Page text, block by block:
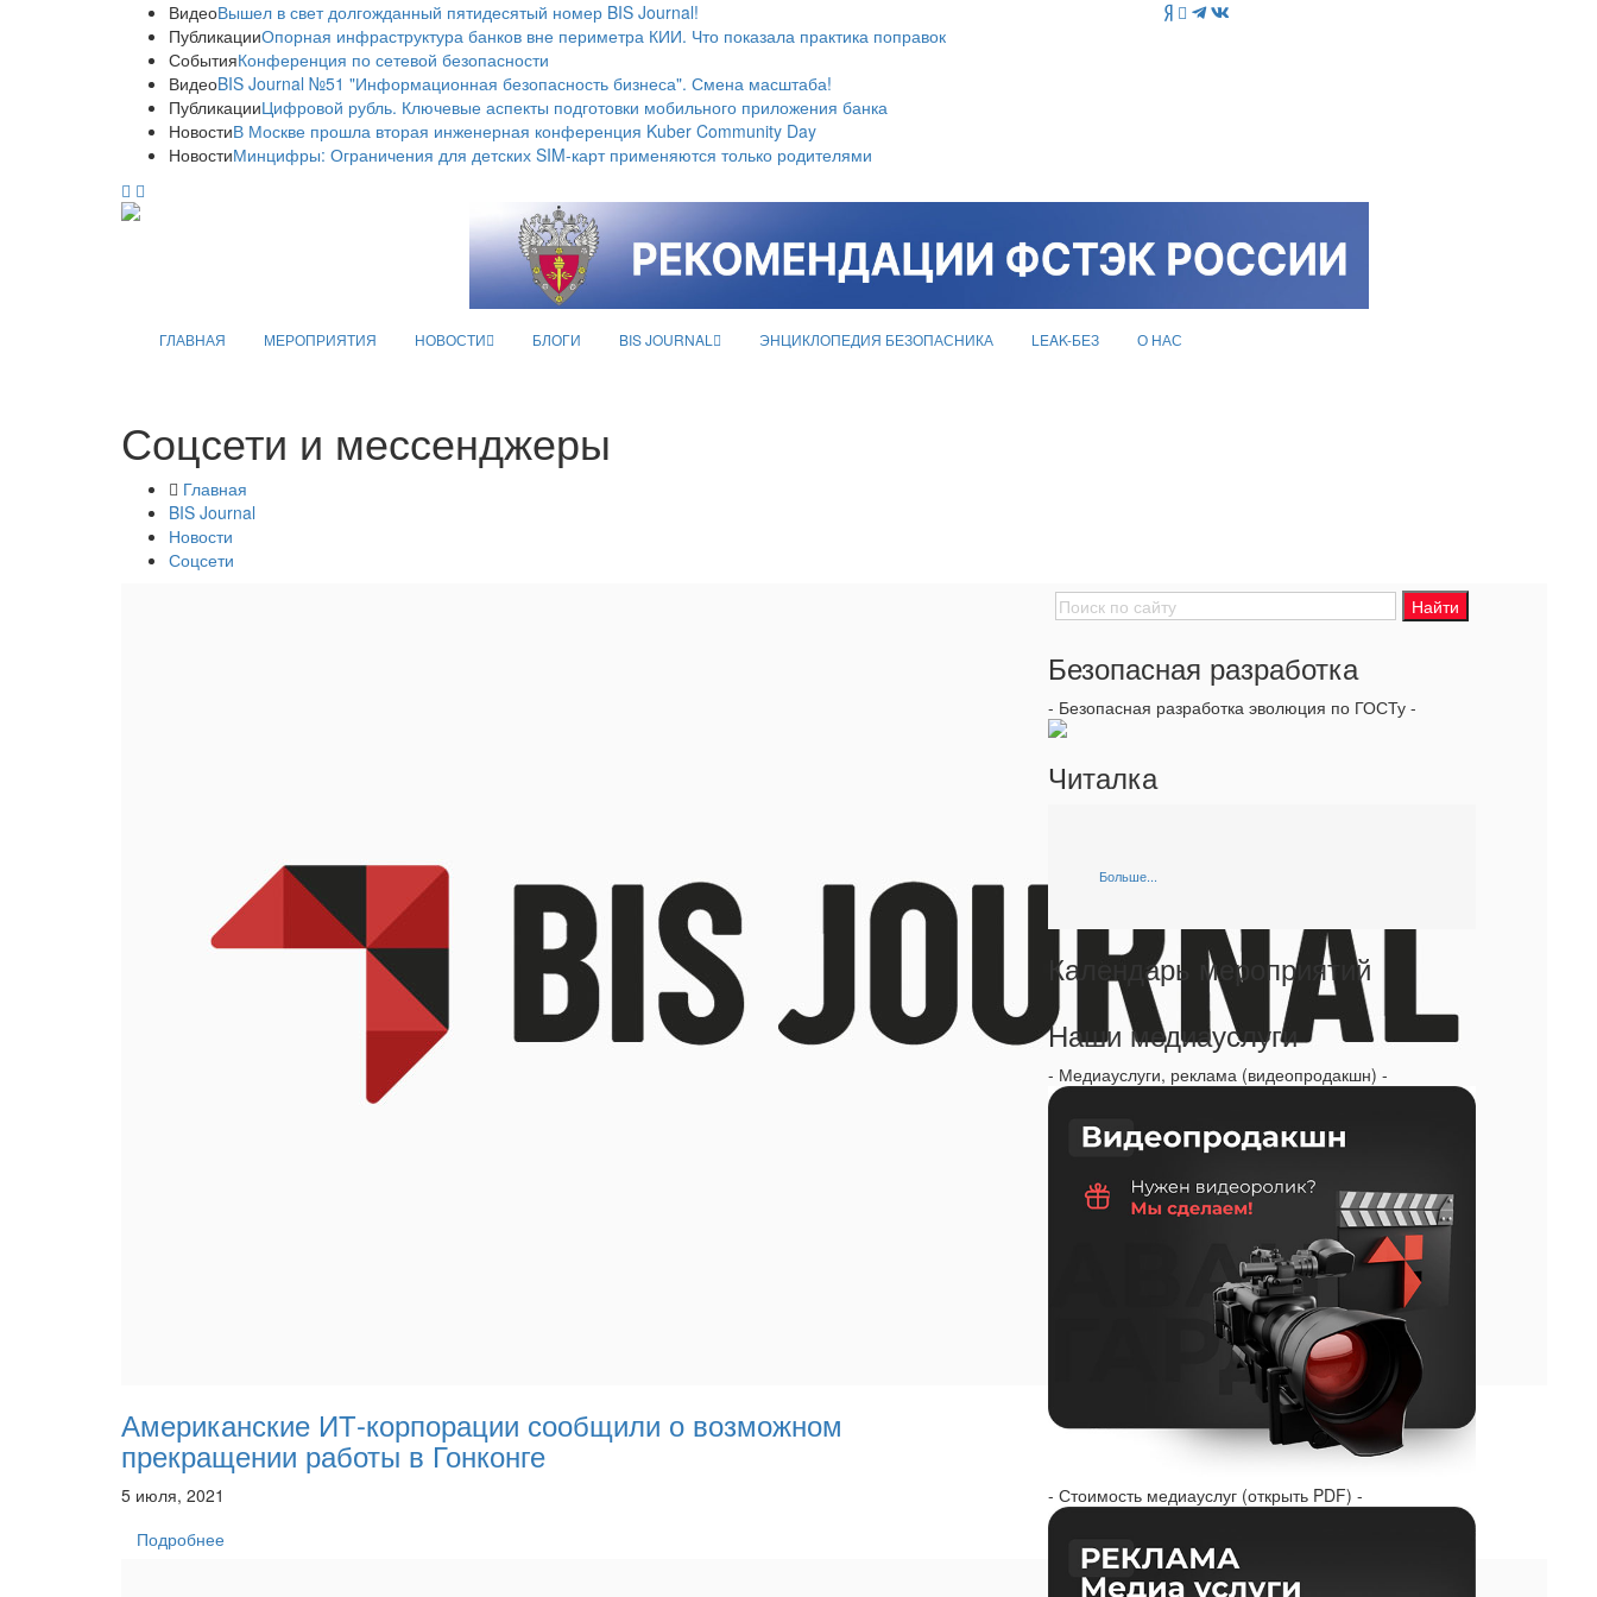
ВидеоВышел в свет долгожданный пятидесятый номер BIS Journal!
ПубликацииОпорная инфраструктура банков вне периметра КИИ. Что показала практика поправок
СобытияКонференция по сетевой безопасности
ВидеоBIS Journal №51 "Информационная безопасность бизнеса". Смена масштаба!
ПубликацииЦифровой рубль. Ключевые аспекты подготовки мобильного приложения банка
НовостиВ Москве прошла вторая инженерная конференция Kuber Community Day
НовостиМинцифры: Ограничения для детских SIM-карт применяются только родителями
ГЛАВНАЯ МЕРОПРИЯТИЯ НОВОСТИ БЛОГИ BIS JOURNAL ЭНЦИКЛОПЕДИЯ БЕЗОПАСНИКА LEAK-БЕЗ О НАС
Соцсети и мессенджеры
Главная
BIS Journal
Новости
Соцсети
Американские ИТ-корпорации сообщили о возможном
прекращении работы в Гонконге
5 июля, 2021
Подробнее
Безопасная разработка
- Безопасная разработка эволюция по ГОСТу -
Читалка
Больше...
Календарь мероприятий
Наши медиауслуги
- Медиауслуги, реклама (видеопродакшн) -
- Стоимость медиауслуг (открыть PDF) -